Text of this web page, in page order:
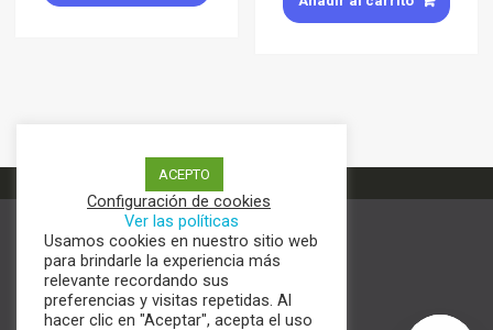
Términos y condiciones
Aviso de Privacidad
Política de cookies
ACEPTO
Configuración de cookies
Ver las políticas
Usamos cookies en nuestro sitio web
para brindarle la experiencia más
relevante recordando sus
preferencias y visitas repetidas. Al
hacer clic en "Aceptar", acepta el uso